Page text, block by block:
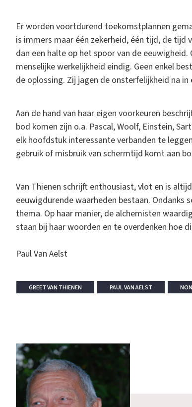
Er worden voortdurend toekomstplannen
is immers maar één zekerheid, één tijd, de
dan een halte op het spoor van de
menselijke werkelijkheid eindig. Geen enkel
de oplossing. Zij jagen de onsterfelijkheid na
Aan de hand van haar eigen voorkeuren
bod komen zijn o.a. Pascal, Woolf, Einstein,
elk hoofdstuk interessante verbanden te
gebruik of misbruik van schermtijd komt aan
Van Thienen schrijft enthousiast, vlot en is
eeuwigdurende waarheden bestaan.
thema. Op haar manier, de alchemisten
staan bij haar woorden en te overdenken hoe
Paul Van Aelst
GREET VAN THIENEN PAUL VAN AELST